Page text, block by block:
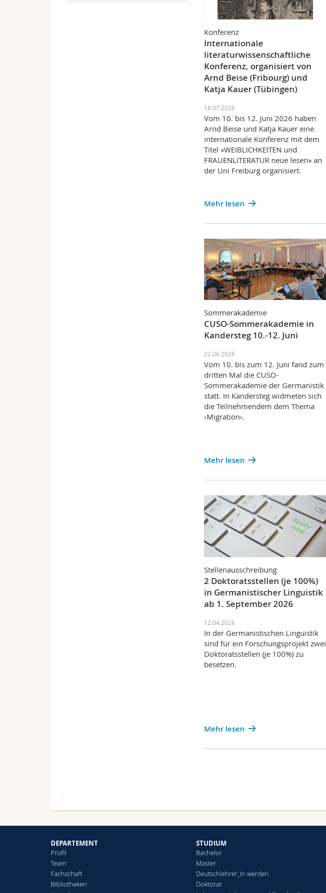
Konferenz
Internationale
literaturwissenschaftliche
Konferenz, organisiert von
Arnd Beise (Fribourg) und
Katja Kauer (Tübingen)
18.07.2026
Vom 10. bis 12. Juni 2026 haben
Arnd Beise und Katja Kauer eine
internationale Konferenz mit dem
Titel «WEIBLICHKEITEN und
FRAUENLITERATUR neue lesen» an
der Uni Freiburg organisiert.
Mehr lesen
Sommerakademie
CUSO-Sommerakademie in
Kandersteg 10.-12. Juni
22.06.2026
Vom 10. bis zum 12. Juni fand zum
dritten Mal die CUSO-
Sommerakademie der Germanistik
statt. In Kandersteg widmeten sich
die Teilnehmendem dem Thema
›Migration‹.
Mehr lesen
Stellenausschreibung
2 Doktoratsstellen (je 100%)
in Germanistischer Linguistik
ab 1. September 2026
12.04.2026
In der Germanistischen Linguistik
sind für ein Forschungsprojekt zwei
Doktoratsstellen (je 100%) zu
besetzen.
Mehr lesen
DEPARTEMENT
Profil
Team
Fachschaft
Bibliotheken
STUDIUM
Bachelor
Master
Deutschlehrer_in werden
Doktorat